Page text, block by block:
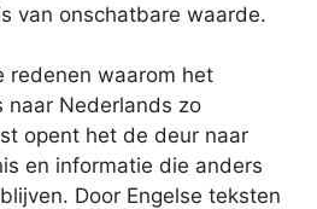
van onschatbare waarde.
redenen waarom het
naar Nederlands zo
opent het de deur naar
en informatie die anders
Door Engelse teksten